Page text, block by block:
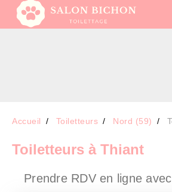
Accueil Toiletteurs Nord (59)
Toiletteurs à Thiant
Prendre RDV en ligne